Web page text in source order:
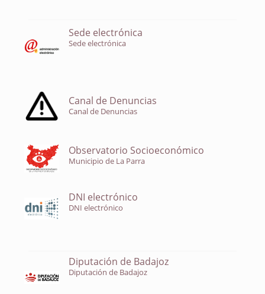
Sede electrónica
Sede electrónica
Canal de Denuncias
Canal de Denuncias
Observatorio Socioeconómico
Municipio de La Parra
DNI electrónico
DNI electrónico
Diputación de Badajoz
Diputación de Badajoz